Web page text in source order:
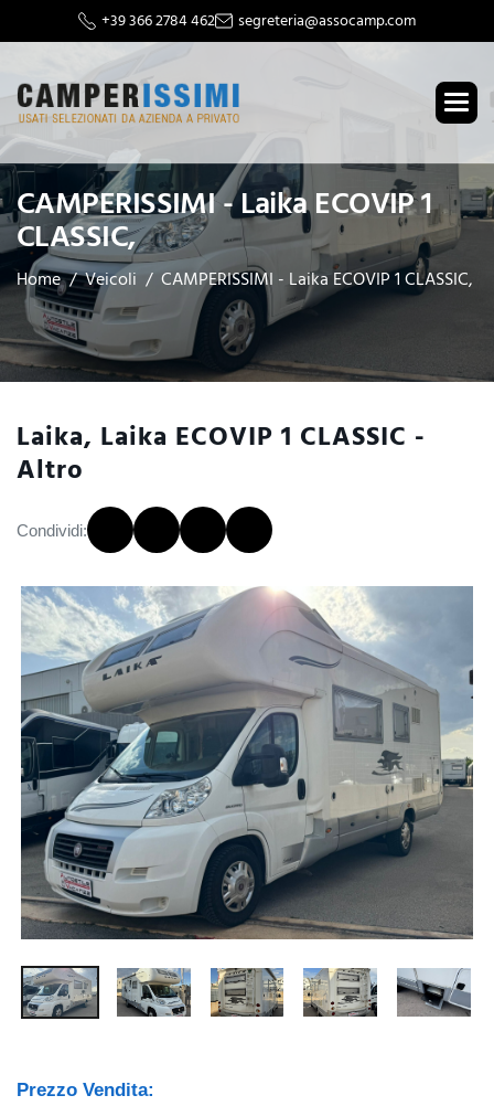
+39 366 2784 462 segreteria@assocamp.com
CAMPERISSIMI - Laika ECOVIP 1
CLASSIC,
Home Veicoli CAMPERISSIMI - Laika ECOVIP 1 CLASSIC,
Laika, Laika ECOVIP 1 CLASSIC -
Altro
Condividi:
Prezzo Vendita: